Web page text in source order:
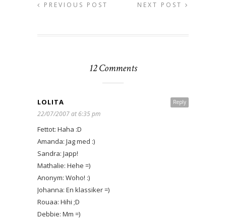
PREVIOUS POST NEXT POST
12 Comments
Reply
LOLITA
22/07/2007 at 6:35 pm
Fettot: Haha :D
Amanda: Jag med :)
Sandra: Japp!
Mathalie: Hehe =)
Anonym: Woho! :)
Johanna: En klassiker =)
Rouaa: Hihi ;D
Debbie: Mm =)